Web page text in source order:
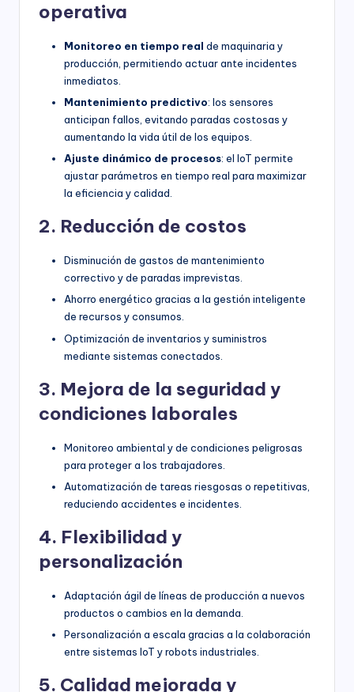
operativa
Monitoreo en tiempo real de maquinaria y
producción, permitiendo actuar ante incidentes
inmediatos.
Mantenimiento predictivo: los sensores
anticipan fallos, evitando paradas costosas y
aumentando la vida útil de los equipos.
Ajuste dinámico de procesos: el IoT permite
ajustar parámetros en tiempo real para maximizar
la eficiencia y calidad.
2. Reducción de costos
Disminución de gastos de mantenimiento
correctivo y de paradas imprevistas.
Ahorro energético gracias a la gestión inteligente
de recursos y consumos.
Optimización de inventarios y suministros
mediante sistemas conectados.
3. Mejora de la seguridad y
condiciones laborales
Monitoreo ambiental y de condiciones peligrosas
para proteger a los trabajadores.
Automatización de tareas riesgosas o repetitivas,
reduciendo accidentes e incidentes.
4. Flexibilidad y
personalización
Adaptación ágil de líneas de producción a nuevos
productos o cambios en la demanda.
Personalización a escala gracias a la colaboración
entre sistemas IoT y robots industriales.
5. Calidad mejorada y